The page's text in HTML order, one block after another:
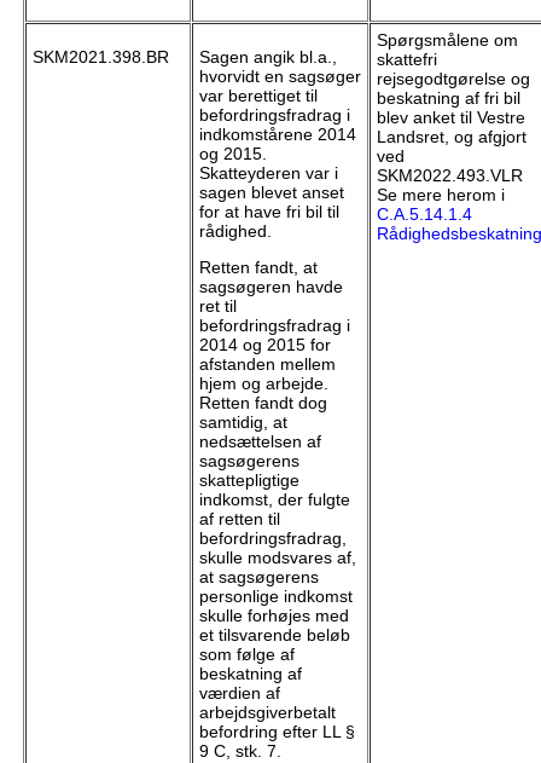
SKM2021.398.BR
Sagen angik bl.a.,
hvorvidt en sagsøger
var berettiget til
befordringsfradrag i
indkomstårene 2014
og 2015.
Skatteyderen var i
sagen blevet anset
for at have fri bil til
rådighed.
Retten fandt, at
sagsøgeren havde
ret til
befordringsfradrag i
2014 og 2015 for
afstanden mellem
hjem og arbejde.
Retten fandt dog
samtidig, at
nedsættelsen af
sagsøgerens
skattepligtige
indkomst, der fulgte
af retten til
befordringsfradrag,
skulle modsvares af,
at sagsøgerens
personlige indkomst
skulle forhøjes med
et tilsvarende beløb
som følge af
beskatning af
værdien af
arbejdsgiverbetalt
befordring efter LL §
9 C, stk. 7.
Spørgsmålene om
skattefri
rejsegodtgørelse og
beskatning af fri bil
blev anket til Vestre
Landsret, og afgjort
ved
SKM2022.493.VLR
Se mere herom i
C.A.5.14.1.4
Rådighedsbeskatning